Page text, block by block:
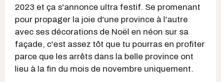
2023 et ça s'annonce ultra festif. Se promenant
pour propager la joie d'une province à l'autre
avec ses décorations de Noël en néon sur sa
façade, c'est assez tôt que tu pourras en profiter
parce que les arrêts dans la belle province ont
lieu à la fin du mois de novembre uniquement.